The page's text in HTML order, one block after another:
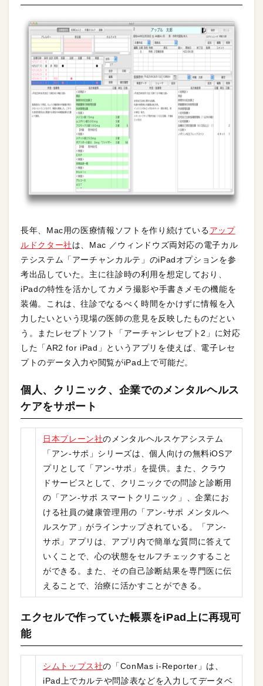
長年、Mac用の医療情報ソフトを作り続けているアップ
ルドクター社は、Mac ／ウィンドウズ両対応の電子カル
テシステム「アーチャンカルテ」のiPadオプションを参
考出品していた。主に往診時の利用を想定しており、
iPadの特性を活かしてカメラ撮影や手書きメモの機能を
装備。これは、往診でなるべく時間をかけずに情報を入
力したいという現場の医師の意見を反映したものだとい
う。またレセプトソフト「アーチャンレセプト2」に対応
した「AR2 for iPad」というアプリを使えば、電子レセ
プトのデータ入力や閲覧がiPad上で可能だ。
個人、クリニック、企業でのメンタルヘルス
ケアをサポート
日本ブレーン社のメンタルヘルスケアシステム
「アン-サポ」シリーズは、個人向けの無料iOSア
プリとして「アン-サポ」を提供。また、クラウ
ドサービスとして、クリニックでの問診と診断用
の「アン-サポ スマートクリニック」、企業にお
ける社員の健康管理用の「アン-サポ メンタルヘ
ルスケア」がラインナップされている。「アン-
サポ」アプリは、アプリ内で簡単な質問に答えて
いくことで、心の状態をセルフチェックすること
ができる。また、その自己診断結果を専門医に伝
えることで、治療に活かすことができる。
エクセルで作っていた帳票をiPad上に再現可
能
シムトップス社の「ConMas i-Reporter」は、
iPad上でカルテや問診表などを入力してデータベ